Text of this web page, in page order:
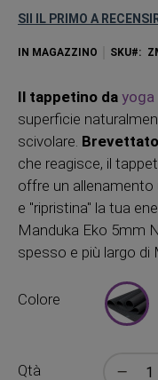
SII IL PRIMO A
IN MAGAZZINO SKU
Il tappetino da yoga
superficie
scivolare.
che reagisce, il
offre un
e "ripristina" la tua
Manduka Eko 5mm
spesso e più largo di
Colore
Qtà